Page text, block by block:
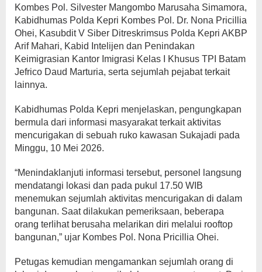
Kombes Pol. Silvester Mangombo Marusaha Simamora,
Kabidhumas Polda Kepri Kombes Pol. Dr. Nona Pricillia
Ohei, Kasubdit V Siber Ditreskrimsus Polda Kepri AKBP
Arif Mahari, Kabid Intelijen dan Penindakan
Keimigrasian Kantor Imigrasi Kelas I Khusus TPI Batam
Jefrico Daud Marturia, serta sejumlah pejabat terkait
lainnya.
Kabidhumas Polda Kepri menjelaskan, pengungkapan
bermula dari informasi masyarakat terkait aktivitas
mencurigakan di sebuah ruko kawasan Sukajadi pada
Minggu, 10 Mei 2026.
“Menindaklanjuti informasi tersebut, personel langsung
mendatangi lokasi dan pada pukul 17.50 WIB
menemukan sejumlah aktivitas mencurigakan di dalam
bangunan. Saat dilakukan pemeriksaan, beberapa
orang terlihat berusaha melarikan diri melalui rooftop
bangunan,” ujar Kombes Pol. Nona Pricillia Ohei.
Petugas kemudian mengamankan sejumlah orang di